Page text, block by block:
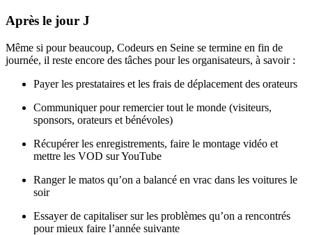
Après le jour J
Même si pour beaucoup, Codeurs en Seine se termine en fin de
journée, il reste encore des tâches pour les organisateurs, à savoir :
Payer les prestataires et les frais de déplacement des orateurs
Communiquer pour remercier tout le monde (visiteurs,
sponsors, orateurs et bénévoles)
Récupérer les enregistrements, faire le montage vidéo et
mettre les VOD sur YouTube
Ranger le matos qu’on a balancé en vrac dans les voitures le
soir
Essayer de capitaliser sur les problèmes qu’on a rencontrés
pour mieux faire l’année suivante